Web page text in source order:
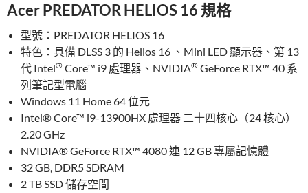
Acer PREDATOR HELIOS 16 規格
型號：PREDATOR HELIOS 16
特色：具備 DLSS 3 的 Helios 16 、Mini LED 顯示器、第 13
代 Intel® Core™ i9 處理器、NVIDIA® GeForce RTX™ 40 系
列筆記型電腦
Windows 11 Home 64 位元
Intel® Core™ i9-13900HX 處理器 二十四核心（24 核心）
2.20 GHz
NVIDIA® GeForce RTX™ 4080 連 12 GB 專屬記憶體
32 GB, DDR5 SDRAM
2 TB SSD 儲存空間